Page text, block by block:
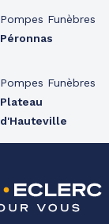
Pompes Funèbres
Péronnas
Pompes Funèbres
Plateau
d'Hauteville